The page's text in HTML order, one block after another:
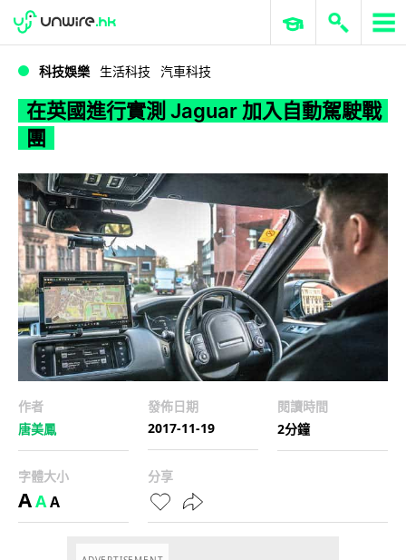
在英國進行實測 Jaguar 加入自動駕駛戰團
WWDC 2026 ERP 與商業 AI
科技娛樂 生活科技 汽車科技
在英國進行實測 Jaguar 加入自動駕駛戰
團
作者
唐美鳳
發佈日期
2017-11-19
閱讀時間
2分鐘
字體大小
AAA
分享